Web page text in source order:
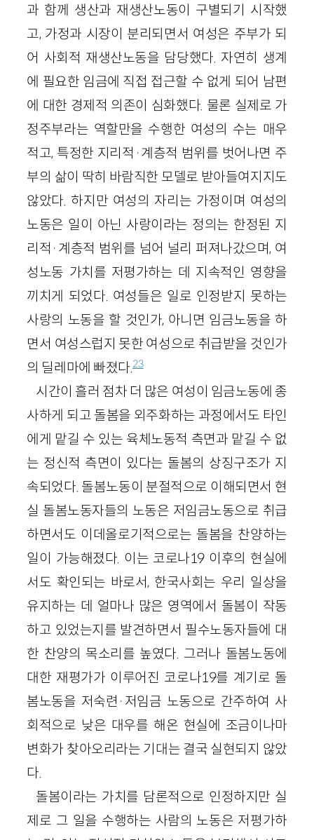
과 함께 생산과 재생산노동이 구별되기 시작했
고, 가정과 시장이 분리되면서 여성은 주부가 되
어 사회적 재생산노동을 담당했다. 자연히 생계
에 필요한 임금에 직접 접근할 수 없게 되어 남편
에 대한 경제적 의존이 심화했다. 물론 실제로 가
정주부라는 역할만을 수행한 여성의 수는 매우
적고, 특정한 지리적·계층적 범위를 벗어나면 주
부의 삶이 딱히 바람직한 모델로 받아들여지지도
않았다. 하지만 여성의 자리는 가정이며 여성의
노동은 일이 아닌 사랑이라는 정의는 한정된 지
리적·계층적 범위를 넘어 널리 퍼져나갔으며, 여
성노동 가치를 저평가하는 데 지속적인 영향을
끼치게 되었다. 여성들은 일로 인정받지 못하는
사랑의 노동을 할 것인가, 아니면 임금노동을 하
면서 여성스럽지 못한 여성으로 취급받을 것인가
의 딜레마에 빠졌다.23
시간이 흘러 점차 더 많은 여성이 임금노동에 종
사하게 되고 돌봄을 외주화하는 과정에서도 타인
에게 맡길 수 있는 육체노동적 측면과 맡길 수 없
는 정신적 측면이 있다는 돌봄의 상징구조가 지
속되었다. 돌봄노동이 분절적으로 이해되면서 현
실 돌봄노동자들의 노동은 저임금노동으로 취급
하면서도 이데올로기적으로는 돌봄을 찬양하는
일이 가능해졌다. 이는 코로나19 이후의 현실에
서도 확인되는 바로서, 한국사회는 우리 일상을
유지하는 데 얼마나 많은 영역에서 돌봄이 작동
하고 있었는지를 발견하면서 필수노동자들에 대
한 찬양의 목소리를 높였다. 그러나 돌봄노동에
대한 재평가가 이루어진 코로나19를 계기로 돌
봄노동을 저숙련·저임금 노동으로 간주하여 사
회적으로 낮은 대우를 해온 현실에 조금이나마
변화가 찾아오리라는 기대는 결국 실현되지 않았
다.
돌봄이라는 가치를 담론적으로 인정하지만 실
제로 그 일을 수행하는 사람의 노동은 저평가하